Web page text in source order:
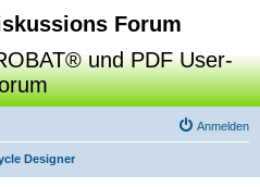
Forum
und PDF User-
Anmelden
Designer